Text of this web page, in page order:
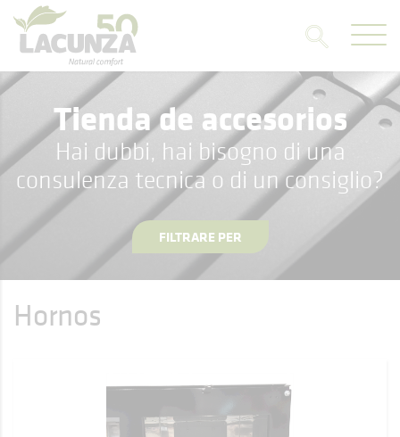
Tienda de accesorios
Hai dubbi, hai bisogno di una
consulenza tecnica o di un consiglio?
FILTRARE PER
Hornos